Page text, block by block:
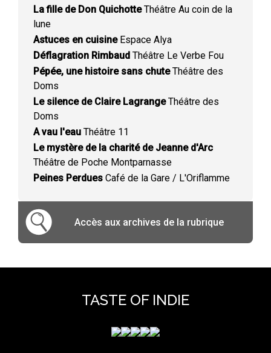
La fille de Don QuichotteThéâtre Au coin de la
lune
Astuces en cuisineEspace Alya
Déflagration Rimbaud Théâtre Le Verbe Fou
Pépée, une histoire sans chuteThéâtre des
Doms
Le silence de Claire LagrangeThéâtre des
Doms
A vau l'eau Théâtre 11
Le mystère de la charité de Jeanne d'Arc
Théâtre de Poche Montparnasse
Peines Perdues Café de la Gare / L'Oriflamme
Accès aux archives de la rubrique
TASTE OF INDIE